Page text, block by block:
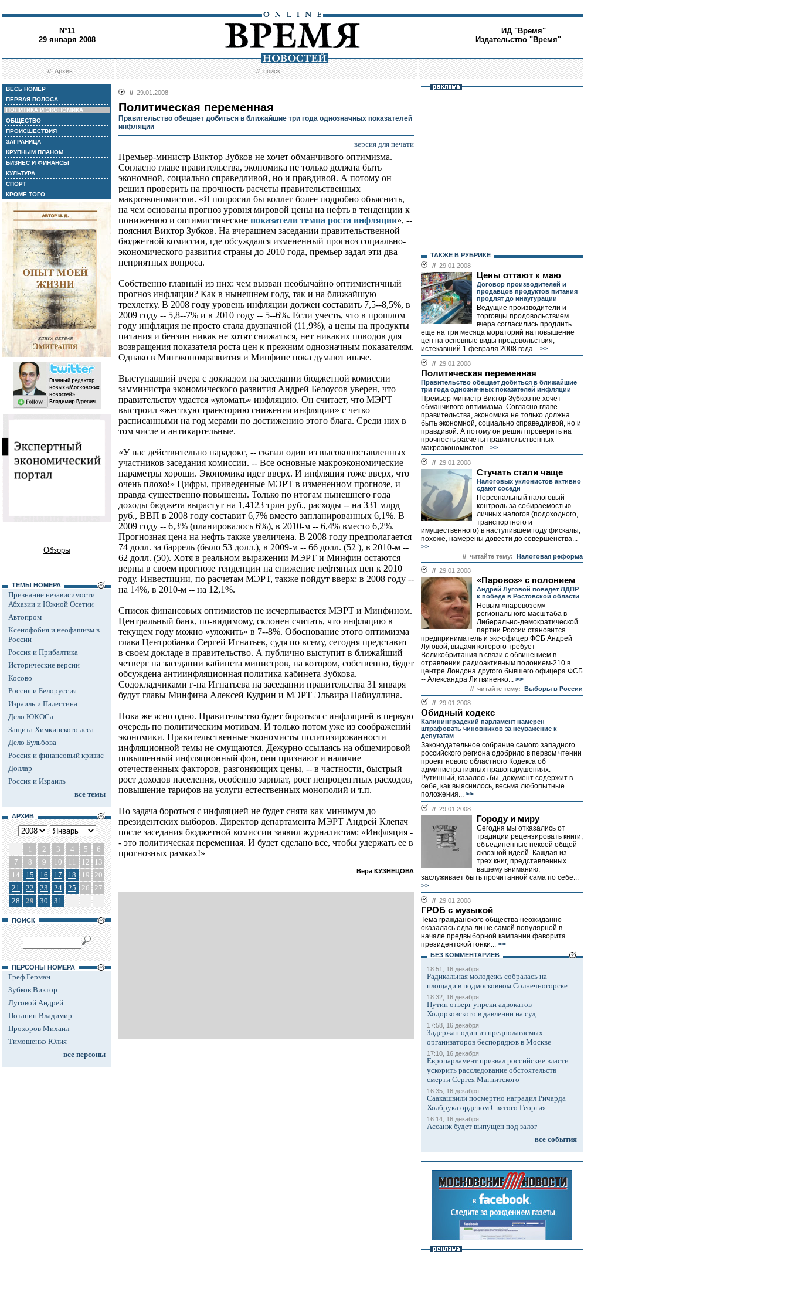
N°11
29 января 2008
ИД "Время"
Издательство "Время"
//Архив //поиск
ВЕСЬ НОМЕР
ПЕРВАЯ ПОЛОСА
ПОЛИТИКА И ЭКОНОМИКА
ОБЩЕСТВО
ПРОИСШЕСТВИЯ
ЗАГРАНИЦА
КРУПНЫМ ПЛАНОМ
БИЗНЕС И ФИНАНСЫ
КУЛЬТУРА
СПОРТ
КРОМЕ ТОГО
Обзоры
ТЕМЫ НОМЕРА
Признание независимости
Абхазии и Южной Осетии
Автопром
Ксенофобия и неофашизм в
России
Россия и Прибалтика
Исторические версии
Косово
Россия и Белоруссия
Израиль и Палестина
Дело ЮКОСа
Защита Химкинского леса
Дело Бульбова
Россия и финансовый кризис
Доллар
Россия и Израиль
все темы
АРХИВ
1 2 3 4 5
6
7
8 9 10 11 12
13
14
15 16 17 18 19 20
21
22 23 24 25 26 27
28
29 30 31
ПОИСК
ПЕРСОНЫ НОМЕРА
Греф Герман
Зубков Виктор
Луговой Андрей
Потанин Владимир
Прохоров Михаил
Тимошенко Юлия
все персоны
// 29.01.2008
Политическая переменная
Правительство обещает добиться в ближайшие три года однозначных показателей
инфляции
версия для печати
Премьер-министр Виктор Зубков не хочет обманчивого оптимизма.
Согласно главе правительства, экономика не только должна быть
экономной, социально справедливой, но и правдивой. А потому он
решил проверить на прочность расчеты правительственных
макроэкономистов. «Я попросил бы коллег более подробно объяснить,
на чем основаны прогноз уровня мировой цены на нефть в тенденции к
понижению и оптимистические показатели темпа роста инфляции», --
пояснил Виктор Зубков. На вчерашнем заседании правительственной
бюджетной комиссии, где обсуждался измененный прогноз социально-
экономического развития страны до 2010 года, премьер задал эти два
неприятных вопроса.
Собственно главный из них: чем вызван необычайно оптимистичный
прогноз инфляции? Как в нынешнем году, так и на ближайшую
трехлетку. В 2008 году уровень инфляции должен составить 7,5--8,5%, в
2009 году -- 5,8--7% и в 2010 году -- 5--6%. Если учесть, что в прошлом
году инфляция не просто стала двузначной (11,9%), а цены на продукты
питания и бензин никак не хотят снижаться, нет никаких поводов для
возвращения показателя роста цен к прежним однозначным показателям.
Однако в Минэкономразвития и Минфине пока думают иначе.
Выступавший вчера с докладом на заседании бюджетной комиссии
замминистра экономического развития Андрей Белоусов уверен, что
правительству удастся «уломать» инфляцию. Он считает, что МЭРТ
выстроил «жесткую траекторию снижения инфляции» с четко
расписанными на год мерами по достижению этого блага. Среди них в
том числе и антикартельные.
«У нас действительно парадокс, -- сказал один из высокопоставленных
участников заседания комиссии. -- Все основные макроэкономические
параметры хороши. Экономика идет вверх. И инфляция тоже вверх, что
очень плохо!» Цифры, приведенные МЭРТ в измененном прогнозе, и
правда существенно повышены. Только по итогам нынешнего года
доходы бюджета вырастут на 1,4123 трлн руб., расходы -- на 331 млрд
руб., ВВП в 2008 году составит 6,7% вместо запланированных 6,1%. В
2009 году -- 6,3% (планировалось 6%), в 2010-м -- 6,4% вместо 6,2%.
Прогнозная цена на нефть также увеличена. В 2008 году предполагается
74 долл. за баррель (было 53 долл.), в 2009-м -- 66 долл. (52 ), в 2010-м --
62 долл. (50). Хотя в реальном выражении МЭРТ и Минфин остаются
верны в своем прогнозе тенденции на снижение нефтяных цен к 2010
году. Инвестиции, по расчетам МЭРТ, также пойдут вверх: в 2008 году --
на 14%, в 2010-м -- на 12,1%.
Список финансовых оптимистов не исчерпывается МЭРТ и Минфином.
Центральный банк, по-видимому, склонен считать, что инфляцию в
текущем году можно «уложить» в 7--8%. Обоснование этого оптимизма
глава Центробанка Сергей Игнатьев, судя по всему, сегодня представит
в своем докладе в правительство. А публично выступит в ближайший
четверг на заседании кабинета министров, на котором, собственно, будет
обсуждена антиинфляционная политика кабинета Зубкова.
Содокладчиками г-на Игнатьева на заседании правительства 31 января
будут главы Минфина Алексей Кудрин и МЭРТ Эльвира Набиуллина.
Пока же ясно одно. Правительство будет бороться с инфляцией в первую
очередь по политическим мотивам. И только потом уже из соображений
экономики. Правительственные экономисты политизированности
инфляционной темы не смущаются. Дежурно ссылаясь на общемировой
повышенный инфляционный фон, они признают и наличие
отечественных факторов, разгоняющих цены, -- в частности, быстрый
рост доходов населения, особенно зарплат, рост непроцентных расходов,
повышение тарифов на услуги естественных монополий и т.п.
Но задача бороться с инфляцией не будет снята как минимум до
президентских выборов. Директор департамента МЭРТ Андрей Клепач
после заседания бюджетной комиссии заявил журналистам: «Инфляция -
- это политическая переменная. И будет сделано все, чтобы удержать ее в
прогнозных рамках!»
Вера КУЗНЕЦОВА
ТАКЖЕ В РУБРИКЕ
// 29.01.2008
Цены оттают к маю
Договор производителей и
продавцов продуктов питания
продлят до инаугурации
Ведущие производители и
торговцы продовольствием
вчера согласились продлить
еще на три месяца мораторий на повышение
цен на основные виды продовольствия,
истекавший 1 февраля 2008 года... >>
// 29.01.2008
Политическая переменная
Правительство обещает добиться в ближайшие
три года однозначных показателей инфляции
Премьер-министр Виктор Зубков не хочет
обманчивого оптимизма. Согласно главе
правительства, экономика не только должна
быть экономной, социально справедливой, но и
правдивой. А потому он решил проверить на
прочность расчеты правительственных
макроэкономистов... >>
// 29.01.2008
Стучать стали чаще
Налоговых уклонистов активно
сдают соседи
Персональный налоговый
контроль за собираемостью
личных налогов (подоходного,
транспортного и
имущественного) в наступившем году фискалы,
похоже, намерены довести до совершенства...
>>
// читайте тему: Налоговая реформа
// 29.01.2008
«Паровоз» с полонием
Андрей Луговой поведет ЛДПР
к победе в Ростовской области
Новым «паровозом»
регионального масштаба в
Либерально-демократической
партии России становится
предприниматель и экс-офицер ФСБ Андрей
Луговой, выдачи которого требует
Великобритания в связи с обвинением в
отравлении радиоактивным полонием-210 в
центре Лондона другого бывшего офицера ФСБ
-- Александра Литвиненко... >>
// читайте тему: Выборы в России
// 29.01.2008
Обидный кодекс
Калининградский парламент намерен
штрафовать чиновников за неуважение к
депутатам
Законодательное собрание самого западного
российского региона одобрило в первом чтении
проект нового областного Кодекса об
административных правонарушениях.
Рутинный, казалось бы, документ содержит в
себе, как выяснилось, весьма любопытные
положения... >>
// 29.01.2008
Городу и миру
Сегодня мы отказались от
традиции рецензировать книги,
объединенные некоей общей
сквозной идеей. Каждая из
трех книг, представленных
вашему вниманию,
заслуживает быть прочитанной сама по себе...
>>
// 29.01.2008
ГРОБ с музыкой
Тема гражданского общества неожиданно
оказалась едва ли не самой популярной в
начале предвыборной кампании фаворита
президентской гонки... >>
БЕЗ КОМMЕНТАРИЕВ
18:51, 16 декабря
Радикальная молодежь собралась на
площади в подмосковном Солнечногорске
18:32, 16 декабря
Путин отверг упреки адвокатов
Ходорковского в давлении на суд
17:58, 16 декабря
Задержан один из предполагаемых
организаторов беспорядков в Москве
17:10, 16 декабря
Европарламент призвал российские власти
ускорить расследование обстоятельств
смерти Сергея Магнитского
16:35, 16 декабря
Саакашвили посмертно наградил Ричарда
Холбрука орденом Святого Георгия
16:14, 16 декабря
Ассанж будет выпущен под залог
все события